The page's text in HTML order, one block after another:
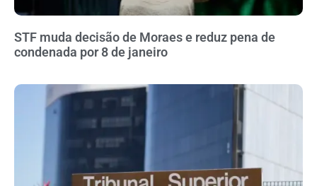
STF muda decisão de Moraes e reduz pena de
condenada por 8 de janeiro